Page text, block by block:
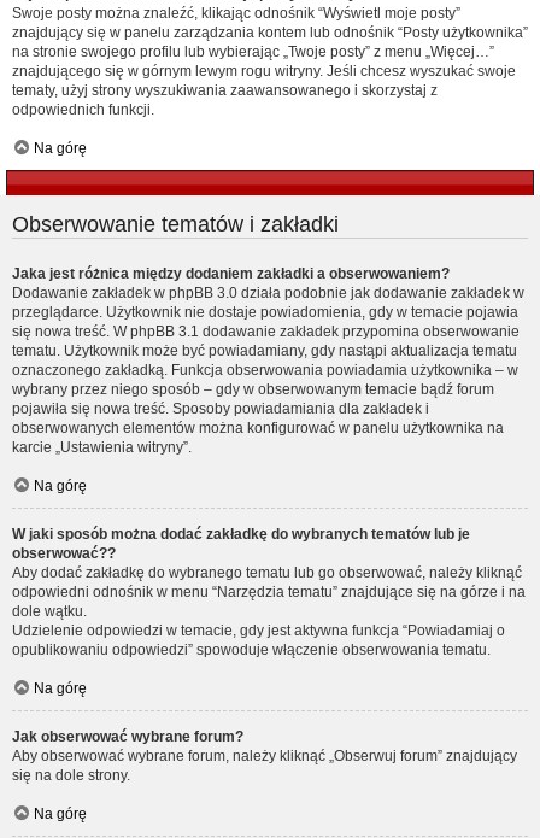
Swoje posty można znaleźć, klikając odnośnik “Wyświetl moje posty”
znajdujący się w panelu zarządzania kontem lub odnośnik “Posty użytkownika”
na stronie swojego profilu lub wybierając „Twoje posty” z menu „Więcej…”
znajdującego się w górnym lewym rogu witryny. Jeśli chcesz wyszukać swoje
tematy, użyj strony wyszukiwania zaawansowanego i skorzystaj z
odpowiednich funkcji.
Na górę
Obserwowanie tematów i zakładki
Jaka jest różnica między dodaniem zakładki a obserwowaniem?
Dodawanie zakładek w phpBB 3.0 działa podobnie jak dodawanie zakładek w
przeglądarce. Użytkownik nie dostaje powiadomienia, gdy w temacie pojawia
się nowa treść. W phpBB 3.1 dodawanie zakładek przypomina obserwowanie
tematu. Użytkownik może być powiadamiany, gdy nastąpi aktualizacja tematu
oznaczonego zakładką. Funkcja obserwowania powiadamia użytkownika – w
wybrany przez niego sposób – gdy w obserwowanym temacie bądź forum
pojawiła się nowa treść. Sposoby powiadamiania dla zakładek i
obserwowanych elementów można konfigurować w panelu użytkownika na
karcie „Ustawienia witryny”.
Na górę
W jaki sposób można dodać zakładkę do wybranych tematów lub je
obserwować??
Aby dodać zakładkę do wybranego tematu lub go obserwować, należy kliknąć
odpowiedni odnośnik w menu “Narzędzia tematu” znajdujące się na górze i na
dole wątku.
Udzielenie odpowiedzi w temacie, gdy jest aktywna funkcja “Powiadamiaj o
opublikowaniu odpowiedzi” spowoduje włączenie obserwowania tematu.
Na górę
Jak obserwować wybrane forum?
Aby obserwować wybrane forum, należy kliknąć „Obserwuj forum” znajdujący
się na dole strony.
Na górę